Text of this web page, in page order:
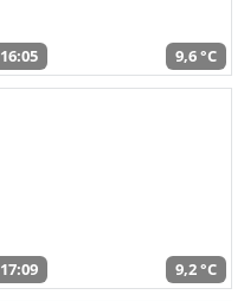
16:05 9,6 °C
17:09 9,2 °C